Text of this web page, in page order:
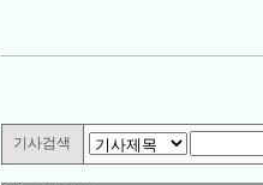
기사검색